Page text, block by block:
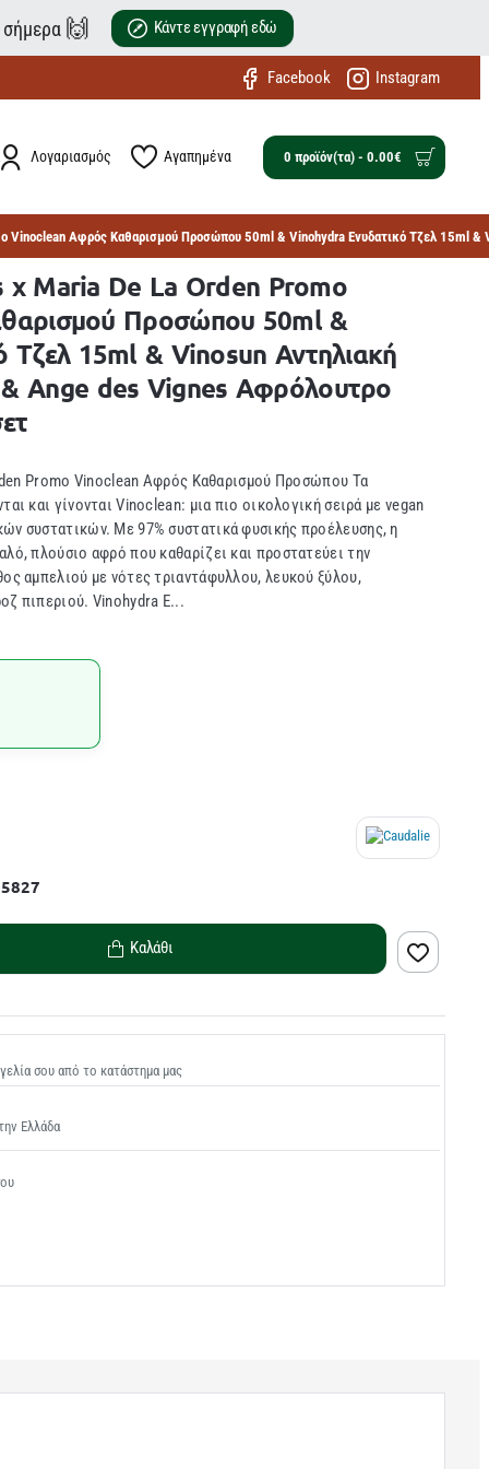
🙌 Κάντε εγγραφή εδώ
Facebook Instagram
Λογαριασμός Αγαπημένα 0 προϊόν(τα) - 0.00€
Vinoclean Αφρός Καθαρισμού Προσώπου 50ml & Vinohydra Ενυδατικό Τζελ
x Maria De La Orden Promo
Προσώπου 50ml &
Τζελ 15ml & Vinosun Αντηλιακή
Ange des Vignes Αφρόλουτρο
Promo Vinoclean Αφρός Καθαρισμού Προσώπου Τα
και γίνονται Vinoclean: μια πιο οικολογική σειρά με vegan
συστατικών. Με 97% συστατικά φυσικής προέλευσης, η
πλούσιο αφρό που καθαρίζει και προστατεύει την
αμπελιού με νότες τριαντάφυλλου, λευκού ξύλου,
πιπεριού. Vinohydra Ε...
Καλάθι
σου από το κατάστημα μας
Ελλάδα